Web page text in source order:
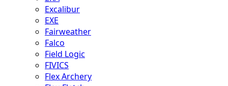
Excalibur
EXE
Fairweather
Falco
Field Logic
FIVICS
Flex Archery